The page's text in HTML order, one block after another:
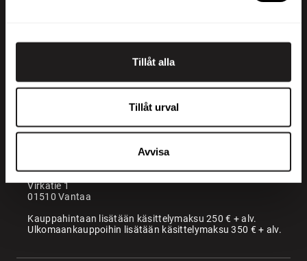
Visa detaljer
Tillåt alla
Tillåt urval
Avvisa
sales@maatori.fi
Maatori Oy
KANGASALA
VANTAA
Virkatie 1
01510 Vantaa
Kauppahintaan lisätään käsittelymaksu 250 € + alv.
Ulkomaankauppoihin lisätään käsittelymaksu 350 € + alv.